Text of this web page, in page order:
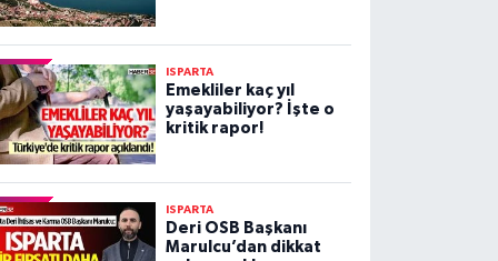
ISPARTA
Emekliler kaç yıl
yaşayabiliyor? İşte o
kritik rapor!
ISPARTA
Deri OSB Başkanı
Marulcu’dan dikkat